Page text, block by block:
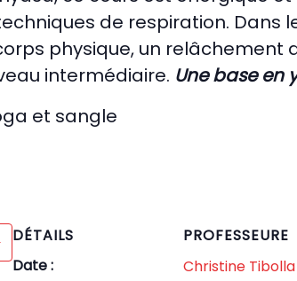
de respiration. Dans
physique, un
intermédiaire. Une base en
et sangle
DÉTAILS
Date :
PROFESSEURE
Christine Tibolla